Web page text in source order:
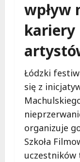
wpływ
kariery
Łódzki
się z
organizuje
Szkoła
uczestników